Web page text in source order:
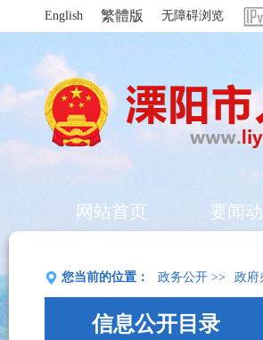
English 繁體版 无障碍浏览
网站首页 要闻
您当前的位置： 政务公开 >> 政府
信息公开目录